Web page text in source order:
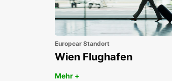
Europcar Standort
Wien Flughafen
Mehr +